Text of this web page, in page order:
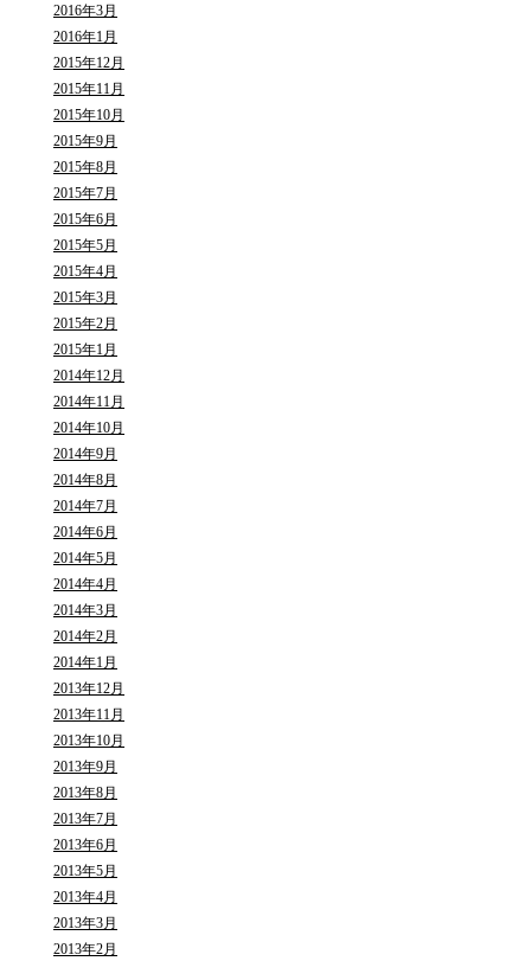
2016年3月
2016年1月
2015年12月
2015年11月
2015年10月
2015年9月
2015年8月
2015年7月
2015年6月
2015年5月
2015年4月
2015年3月
2015年2月
2015年1月
2014年12月
2014年11月
2014年10月
2014年9月
2014年8月
2014年7月
2014年6月
2014年5月
2014年4月
2014年3月
2014年2月
2014年1月
2013年12月
2013年11月
2013年10月
2013年9月
2013年8月
2013年7月
2013年6月
2013年5月
2013年4月
2013年3月
2013年2月